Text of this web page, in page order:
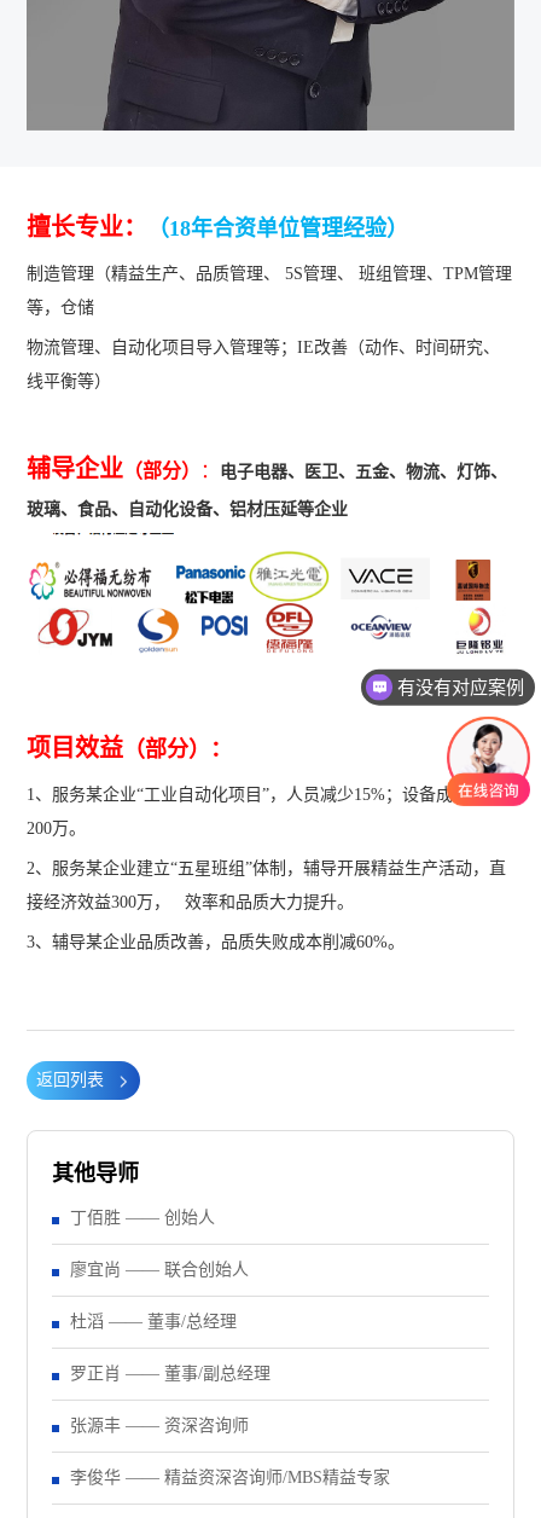
擅长专业： （18年合资单位管理经验）
制造管理（精益生产、品质管理、 5S管理、 班组管理、TPM管理
等，仓储
物流管理、自动化项目导入管理等；IE改善（动作、时间研究、
线平衡等）
辅导企业 （部分） ： 电子电器、医卫、五金、物流、灯饰、
玻璃、食品、自动化设备、铝材压延等企业
项目效益 （部分）：
1、服务某企业“工业自动化项目”，人员减少15%；设备成本减少
200万。
2、服务某企业建立“五星班组”体制，辅导开展精益生产活动，直
接经济效益300万， 效率和品质大力提升。
3、辅导某企业品质改善，品质失败成本削减60%。
返回列表
其他导师
丁佰胜 —— 创始人
廖宜尚 —— 联合创始人
杜滔 —— 董事/总经理
罗正肖 —— 董事/副总经理
张源丰 —— 资深咨询师
李俊华 —— 精益资深咨询师/MBS精益专家
有没有对应案例